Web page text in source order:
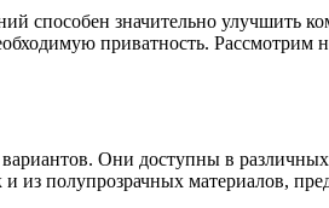
способен значительно улучшить
приватность.
Они доступны в
полупрозрачных материалов,